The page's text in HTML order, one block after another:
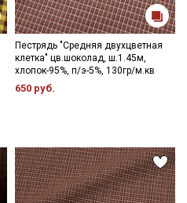
Пестрядь "Средняя двухцветная
клетка" цв.шоколад, ш.1.45м,
хлопок-95%, п/э-5%, 130гр/м.кв
650 руб.